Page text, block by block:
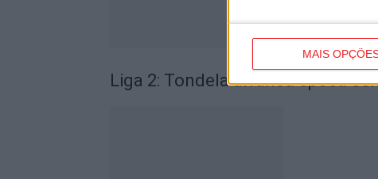
MAIS
Liga 2: Tondela arranca época